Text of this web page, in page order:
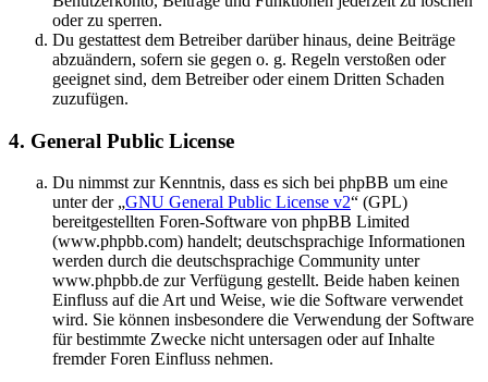
oder zu sperren.
Du gestattest dem Betreiber darüber hinaus, deine Beiträge
abzuändern, sofern sie gegen o. g. Regeln verstoßen oder
geeignet sind, dem Betreiber oder einem Dritten Schaden
zuzufügen.
4. General Public License
Du nimmst zur Kenntnis, dass es sich bei phpBB um eine
unter der „GNU General Public License v2“ (GPL)
bereitgestellten Foren-Software von phpBB Limited
(www.phpbb.com) handelt; deutschsprachige Informationen
werden durch die deutschsprachige Community unter
www.phpbb.de zur Verfügung gestellt. Beide haben keinen
Einfluss auf die Art und Weise, wie die Software verwendet
wird. Sie können insbesondere die Verwendung der Software
für bestimmte Zwecke nicht untersagen oder auf Inhalte
fremder Foren Einfluss nehmen.